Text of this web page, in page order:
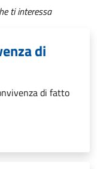
ti interessa
di
di fatto